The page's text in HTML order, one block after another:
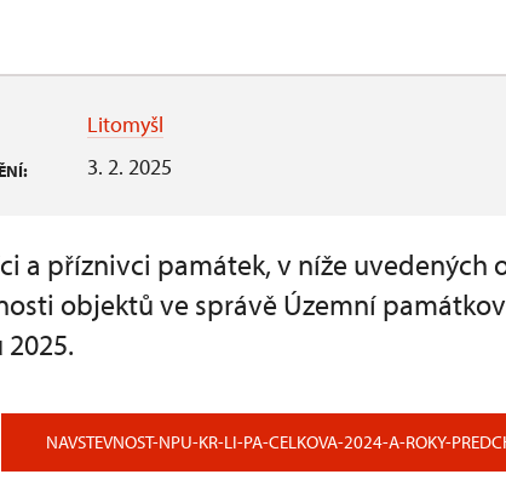
Litomyšl
3. 2. 2025
a příznivci památek, v níže uvedených
objektů ve správě Územní
NAVSTEVNOST-NPU-KR-LI-PA-CELKOVA-2024-A-ROKY-